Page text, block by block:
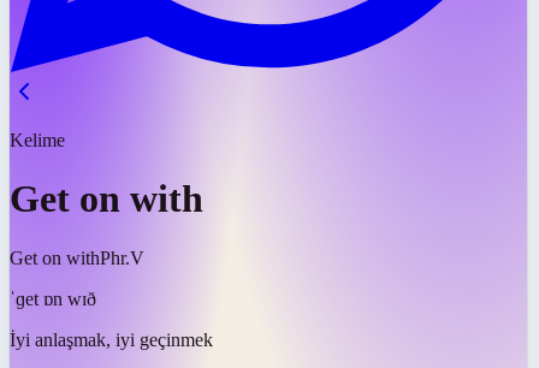
Kelime
Get on with
Get on withPhr.V
ˈɡet ɒn wɪð
İyi anlaşmak, iyi geçinmek